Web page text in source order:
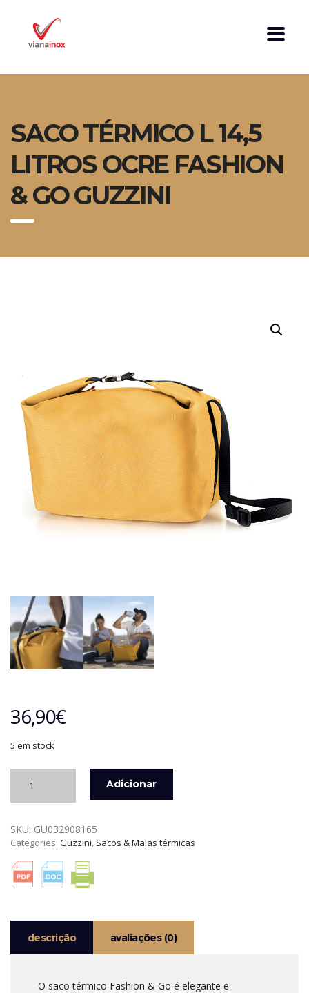
SACO TÉRMICO L 14,5
LITROS OCRE FASHION
& GO GUZZINI
36,90€
5 em stock
SACO
L
14,5
OCRE
FASHION
Adicionar
SKU: GU032908165
Categories: Guzzini Sacos & Malas térmicas
descrição avaliações (0)
O saco térmico Fashion & Go é elegante e